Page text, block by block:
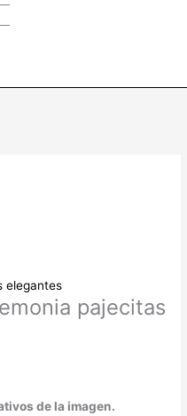
elegantes
pajecitas
de la imagen.